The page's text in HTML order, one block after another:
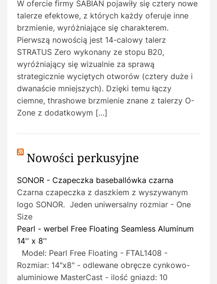
W ofercie firmy SABIAN pojawiły się cztery nowe
talerze efektowe, z których każdy oferuje inne
brzmienie, wyróżniające się charakterem.
Pierwszą nowością jest 14-calowy talerz
STRATUS Zero wykonany ze stopu B20,
wyróżniający się wizualnie za sprawą
strategicznie wyciętych otworów (cztery duże i
dwanaście mniejszych). Dzięki temu łączy
ciemne, thrashowe brzmienie znane z talerzy O-
Zone z dodatkowym […]
Nowości perkusyjne
SONOR - Czapeczka baseballówka czarna
Czarna czapeczka z daszkiem z wyszywanym
logo SONOR. Jeden uniwersalny rozmiar - One
Size
Pearl - werbel Free Floating Seamless Aluminum
14'' x 8''
Model: Pearl Free Floating - FTAL1408 -
Rozmiar: 14"x8" - odlewane obręcze cynkowo-
aluminiowe MasterCast - ilość gniazd: 10